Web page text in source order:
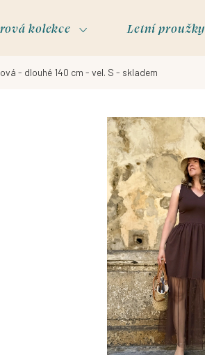
kolekce Letní proužky
- dlouhé 140 cm - vel. S - skladem